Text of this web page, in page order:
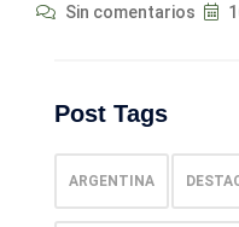
Sin comentarios
Post Tags
ARGENTINA